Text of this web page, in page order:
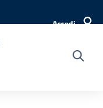
Accedi